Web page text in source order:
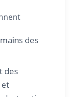
des
des
et